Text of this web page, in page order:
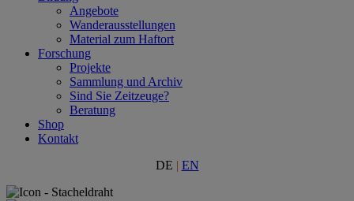
Angebote
Wanderausstellungen
Material zum Haftort
Forschung
Projekte
Sammlung und Archiv
Sind Sie Zeitzeuge?
Beratung
Shop
Kontakt
DE | EN